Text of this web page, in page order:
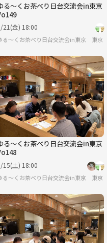
る〜くお茶べり日台交流会in東京
21(金) 18:00
る〜くお茶べり日台交流会in東京 東京
る〜くお茶べり日台交流会in東京
15(土) 18:00
る〜くお茶べり日台交流会in東京 東京